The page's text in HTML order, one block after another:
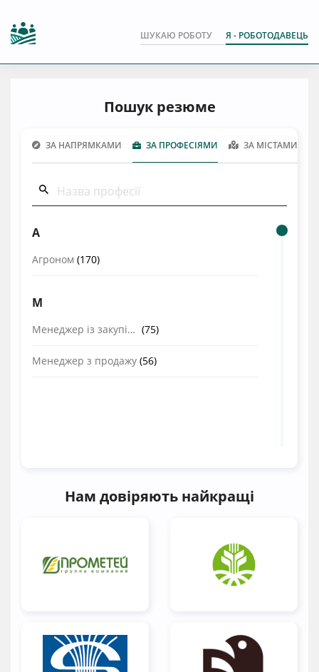
ШУКАЮ РОБОТУ Я - РОБОТОДАВЕЦЬ
Пошук резюме
ЗА НАПРЯМКАМИ ЗА ПРОФЕСІЯМИ ЗА МІСТАМИ
А
Агроном (170)
М
Менеджер із закупівель (75)
Менеджер з продажу (56)
Нам довіряють найкращі